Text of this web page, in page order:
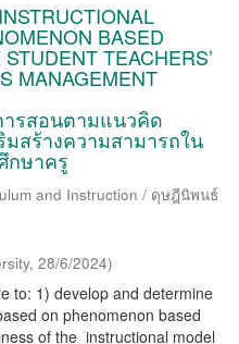
BASED
TEACHERS’
MANAGEMENT
รสอนตามแนวคิด
สร้างความสามารถใน
กษาครู
and Instruction / ดุษฎีนิพนธ์
, 28/6/2024)
to: 1) develop and determine
on phenomenon based
of the instructional model